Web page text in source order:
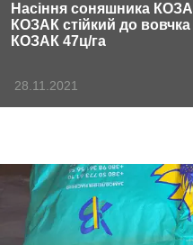
Насіння соняшника
КОЗАК стійкий до
КОЗАК 47ц/га
28.11.2021